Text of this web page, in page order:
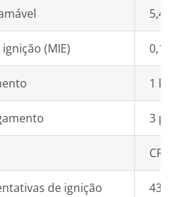
5,4%
(MIE) 0,14
1 kg/s
3 μA
de ignição 432